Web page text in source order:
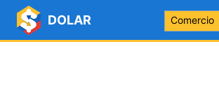
DOLAR Comercio